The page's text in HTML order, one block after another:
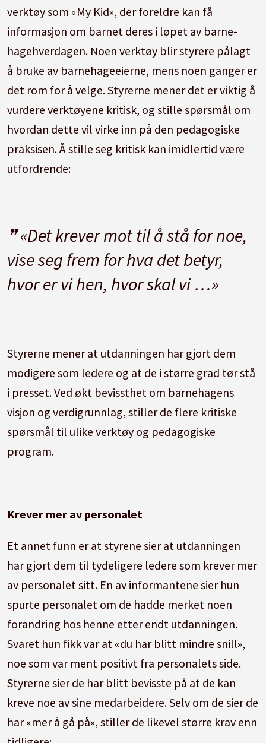
verktøy som «My Kid», der foreldre kan få
informasjon om barnet deres i løpet av barne-
hagehverdagen. Noen verktøy blir styrere pålagt
å bruke av barnehageeierne, mens noen ganger er
det rom for å velge. Styrerne mener det er viktig å
vurdere verktøyene kritisk, og stille spørsmål om
hvordan dette vil virke inn på den pedagogiske
praksisen. Å stille seg kritisk kan imidlertid være
utfordrende:
«Det krever mot til å stå for noe,
vise seg frem for hva det betyr,
hvor er vi hen, hvor skal vi …»
Styrerne mener at utdanningen har gjort dem
modigere som ledere og at de i større grad tør stå
i presset. Ved økt bevissthet om barnehagens
visjon og verdigrunnlag, stiller de flere kritiske
spørsmål til ulike verktøy og pedagogiske
program.
Krever mer av personalet
Et annet funn er at styrene sier at utdanningen
har gjort dem til tydeligere ledere som krever mer
av personalet sitt. En av informantene sier hun
spurte personalet om de hadde merket noen
forandring hos henne etter endt utdanningen.
Svaret hun fikk var at «du har blitt mindre snill»,
noe som var ment positivt fra personalets side.
Styrerne sier de har blitt bevisste på at de kan
kreve noe av sine medarbeidere. Selv om de sier de
har «mer å gå på», stiller de likevel større krav enn